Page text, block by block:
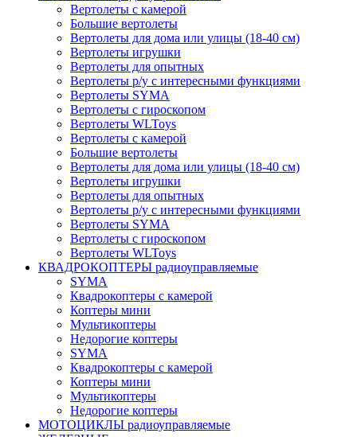
Вертолеты с камерой
Большие вертолеты
Вертолеты для дома или улицы (18-40 см)
Вертолеты игрушки
Вертолеты для опытных
Вертолеты р/у с интересными функциями
Вертолеты SYMA
Вертолеты с гироскопом
Вертолеты WLToys
Вертолеты с камерой
Большие вертолеты
Вертолеты для дома или улицы (18-40 см)
Вертолеты игрушки
Вертолеты для опытных
Вертолеты р/у с интересными функциями
Вертолеты SYMA
Вертолеты с гироскопом
Вертолеты WLToys
КВАДРОКОПТЕРЫ радиоуправляемые
SYMA
Квадрокоптеры с камерой
Коптеры мини
Мультикоптеры
Недорогие коптеры
SYMA
Квадрокоптеры с камерой
Коптеры мини
Мультикоптеры
Недорогие коптеры
МОТОЦИКЛЫ радиоуправляемые